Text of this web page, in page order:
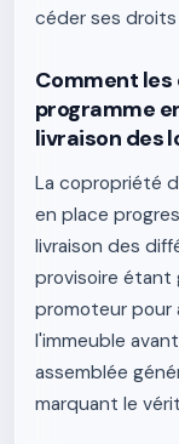
céder ses
Comment les
programme
livraison des
La copropriété
en place
livraison des
provisoire étant
promoteur pour
l'immeuble
assemblée
marquant le